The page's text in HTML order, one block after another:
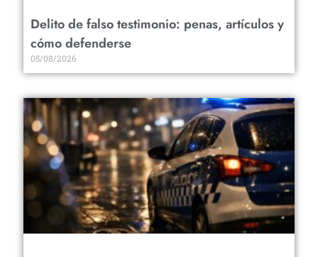
Delito de falso testimonio: penas, artículos y
cómo defenderse
05/08/2026